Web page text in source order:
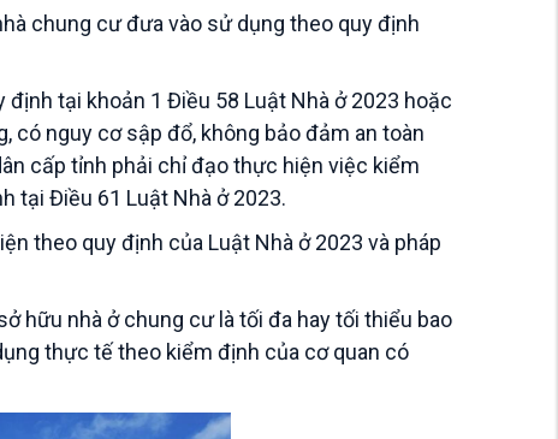
chung cư đưa vào sử dụng theo quy định
tại khoản 1 Điều 58 Luật Nhà ở 2023 hoặc
có nguy cơ sập đổ, không bảo đảm an toàn
cấp tỉnh phải chỉ đạo thực hiện việc kiểm
tại Điều 61 Luật Nhà ở 2023.
theo quy định của Luật Nhà ở 2023 và pháp
hữu nhà ở chung cư là tối đa hay tối thiểu bao
thực tế theo kiểm định của cơ quan có